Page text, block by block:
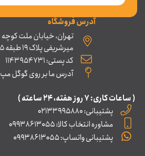
آدرس فروشگاه
تهران، خیابان ملت کوچه
میرشریفی پلاک 19 طبقه 5 واحد 10
کد پستی: 1143954731
آدرس ما بر روی گوگل مپ
( ساعات کاری: ۷ روز ﻫﻔﺘﻪ، ۲۴ ﺳﺎﻋﺘﻪ )
پشتیبانی: 02133995880
مشاوره انتخاب کالا: 09938613055
پشتیبانی واتساپ: 09938613055